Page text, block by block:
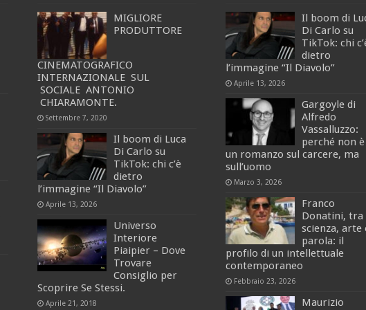
MIGLIORE
PRODUTTORE
CINEMATOGRAFICO
INTERNAZIONALE SUL
SOCIALE ANTONIO
CHIARAMONTE.
Settembre 7, 2020
Il boom di Luca
Di Carlo su
TikTok: chi c’è
dietro
l’immagine “Il Diavolo”
Aprile 13, 2026
Universo
Interiore
Piaipier – Dove
Trovare
Consiglio per
Scoprire Se Stessi.
Aprile 21, 2018
Il boom di
Di Carlo su
TikTok: chi
dietro
l’immagine “Il Diavolo”
Aprile 13, 2026
Gargoyle di
Alfredo
Vassalluzzo:
perché non è
un romanzo sul carcere, ma
sull’uomo
Marzo 3, 2026
Franco
Donatini, tra
scienza, arte
parola: il
profilo di un intellettuale
contemporaneo
Febbraio 23, 2026
Maurizio